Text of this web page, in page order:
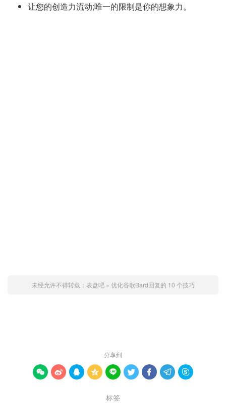
让您的创造力流动;唯一的限制是你的想象力。
未经允许不得转载： 表盘吧» 优化谷歌Bard回复的 10 个技巧
分享到
        
标签